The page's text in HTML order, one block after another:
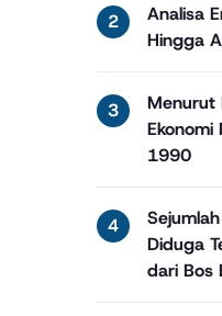
Analisa
Hingga
Menurut
Ekonomi
1990
Diduga
dari Bos